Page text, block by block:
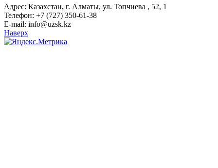
Адрес: Казахстан, г. Алматы, ул. Топчиева , 52, 1
Телефон: +7 (727) 350-61-38
E-mail: info@uzsk.kz
Наверх